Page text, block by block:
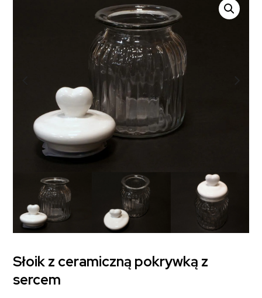
Słoik z ceramiczną pokrywką z
sercem